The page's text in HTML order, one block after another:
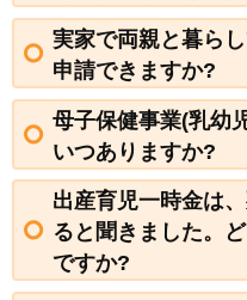
実家で両親と暮ら
申請できますか?
母子保健事業(乳幼
いつありますか?
出産育児一時金は
ると聞きました。
ですか?